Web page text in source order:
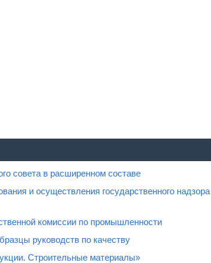
совета в расширенном составе
и осуществления государственного
комиссии по промышленности
руководств по качеству
Строительные материалы»